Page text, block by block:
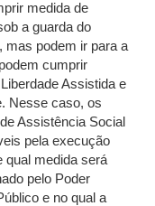
medida de
a guarda do
mas podem ir para a
cumprir
Assistida e
Nesse caso, os
Assistência Social
pela execução
qual medida será
pelo Poder
e no qual a